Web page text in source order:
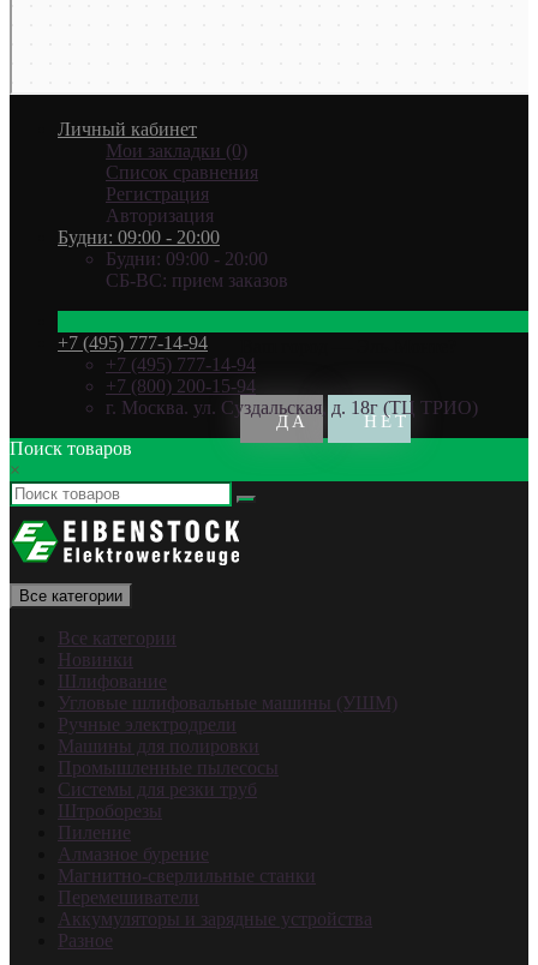
Личный кабинет
Мои закладки (0)
Список сравнения
Регистрация
Авторизация
Будни: 09:00 - 20:00
Будни: 09:00 - 20:00
СБ-ВС: прием заказов
+7 (495) 777-14-94
+7 (495) 777-14-94
+7 (800) 200-15-94
г. Москва. ул. Суздальская, д. 18г (ТЦ ТРИО)
Поиск товаров
×
Все категории
Все категории
Новинки
Шлифование
Угловые шлифовальные машины (УШМ)
Ручные электродрели
Машины для полировки
Промышленные пылесосы
Системы для резки труб
Штроборезы
Пиление
Алмазное бурение
Магнитно-сверлильные станки
Перемешиватели
Аккумуляторы и зарядные устройства
Разное